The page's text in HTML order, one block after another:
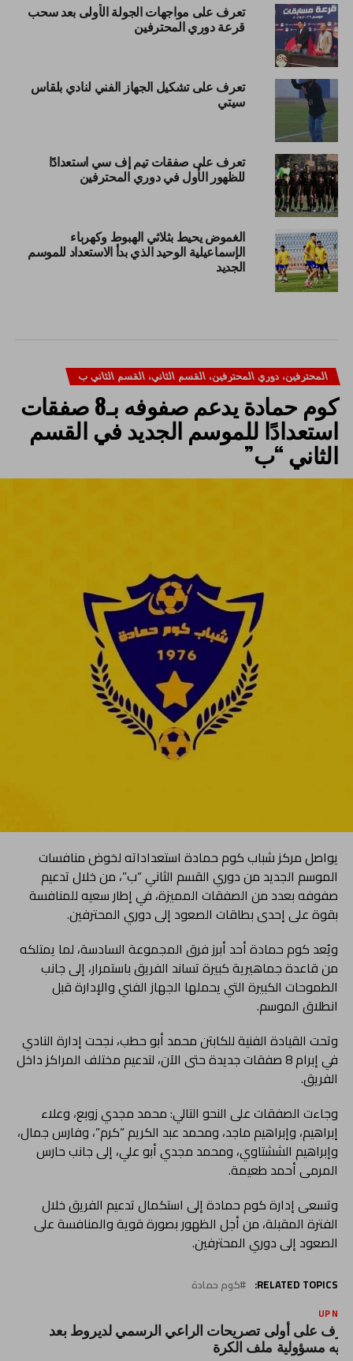
تعرف على مواجهات الجولة الأولى بعد سحب
قرعة دوري المحترفين
تعرف على تشكيل الجهاز الفني لنادي بلقاس
سيتي
تعرف على صفقات تيم إف سي استعدادًا
للظهور الأول في دوري المحترفين
الغموض يحيط بثلاثي الهبوط وكهرباء
الإسماعيلية الوحيد الذي بدأ الاستعداد للموسم
الجديد
المحترفين، دوري المحترفين، القسم الثاني، القسم الثاني ب
كوم حمادة يدعم صفوفه بـ8 صفقات
استعدادًا للموسم الجديد في القسم
الثاني “ب”
يواصل مركز شباب كوم حمادة استعداداته لخوض منافسات
الموسم الجديد من دوري القسم الثاني “ب”، من خلال تدعيم
صفوفه بعدد من الصفقات المميزة، في إطار سعيه للمنافسة
بقوة على إحدى بطاقات الصعود إلى دوري المحترفين.
ويُعد كوم حمادة أحد أبرز فرق المجموعة السادسة، لما يمتلكه
من قاعدة جماهيرية كبيرة تساند الفريق باستمرار، إلى جانب
الطموحات الكبيرة التي يحملها الجهاز الفني والإدارة قبل
انطلاق الموسم.
وتحت القيادة الفنية للكابتن محمد أبو حطب، نجحت إدارة النادي
في إبرام 8 صفقات جديدة حتى الآن، لتدعيم مختلف المراكز داخل
الفريق.
وجاءت الصفقات على النحو التالي: محمد مجدي زوبع، وعلاء
إبراهيم، وإبراهيم ماجد، ومحمد عبد الكريم “كرم”، وفارس جمال،
وإبراهيم الششتاوي، ومحمد مجدي أبو علي، إلى جانب حارس
المرمى أحمد طعيمة.
وتسعى إدارة كوم حمادة إلى استكمال تدعيم الفريق خلال
الفترة المقبلة، من أجل الظهور بصورة قوية والمنافسة على
الصعود إلى دوري المحترفين.
RELATED TOPICS: كوم حمادة
UP
على أولى تصريحات الراعي الرسمي لديروط بعد
مسؤولية ملف الكرة